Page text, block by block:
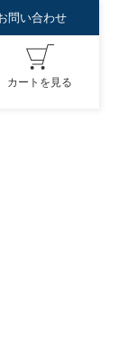
問い合わせ
カートを見る